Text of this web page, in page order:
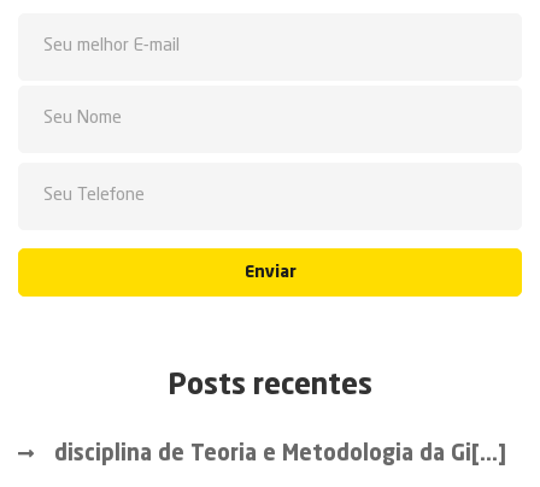
Enviar
Posts recentes
disciplina de Teoria e Metodologia da Gi[...]